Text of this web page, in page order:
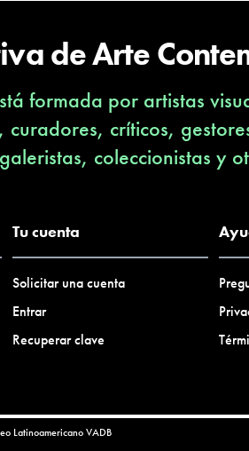
de Arte
formada por artistas
críticos,
coleccionistas y
Tu cuenta
Solicitar una cuenta
Entrar
Recuperar clave
LatinoamericanoVADB